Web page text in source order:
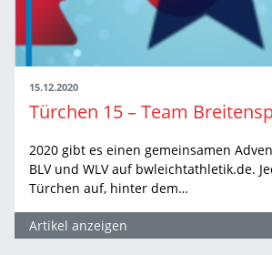
15.12.2020
Türchen 15 – Team
2020 gibt es einen gemeinsamen
BLV und WLV auf bwleichtathletik.de.
Türchen auf, hinter dem…
Artikel anzeigen